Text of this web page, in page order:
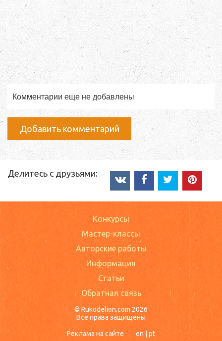
Комментарии еще не добавлены
Добавить комментарий
Делитесь с друзьями:
Конкурсы
Мастер-классы
Авторские работы
Информация
Статьи
Обратная связь
© Rukodelion.com 2026
Все права защищены
Реклама на сайте en pt